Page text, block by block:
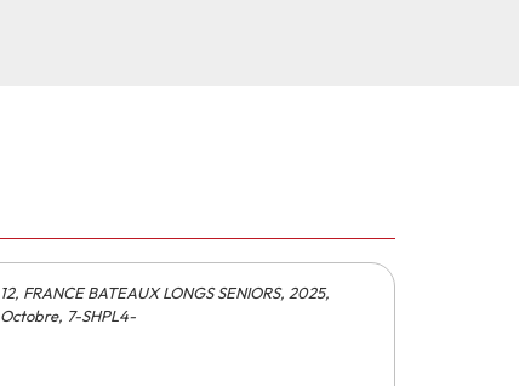
12, FRANCE BATEAUX LONGS SENIORS, 2025,
Octobre, 7-SHPL4-